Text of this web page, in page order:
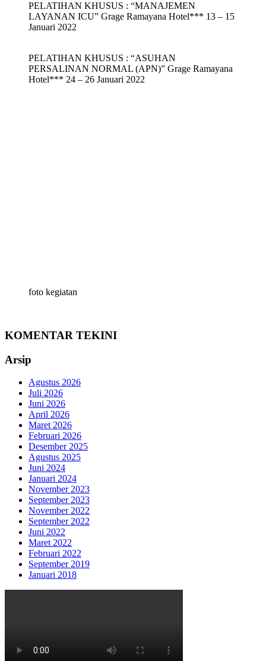
PELATIHAN KHUSUS : “MANAJEMEN
LAYANAN ICU” Grage Ramayana Hotel*** 13 – 15
Januari 2022
PELATIHAN KHUSUS : “ASUHAN
PERSALINAN NORMAL (APN)” Grage Ramayana
Hotel*** 24 – 26 Januari 2022
foto kegiatan
KOMENTAR TEKINI
Arsip
Agustus 2026
Juli 2026
Juni 2026
April 2026
Maret 2026
Februari 2026
Desember 2025
Agustus 2025
Juni 2024
Januari 2024
November 2023
September 2023
November 2022
September 2022
Juni 2022
Maret 2022
Februari 2022
September 2019
Januari 2018